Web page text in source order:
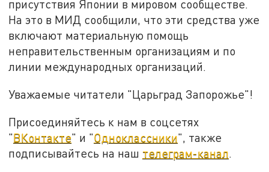
присутствия Японии в мировом сообществе.
На это в МИД сообщили, что эти средства уже
включают материальную помощь
неправительственным организациям и по
линии международных организаций.
Уважаемые читатели "Царьград Запорожье"!
Присоединяйтесь к нам в соцсетях
"ВКонтакте" и "Одноклассники", также
подписывайтесь на наш телеграм-канал.